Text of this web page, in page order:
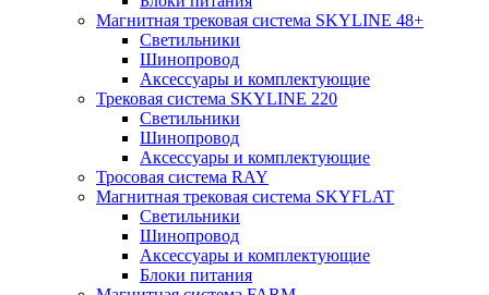
Магнитная трековая система SKYLINE 48+
Светильники
Шинопровод
Аксессуары и комплектующие
Трековая система SKYLINE 220
Светильники
Шинопровод
Аксессуары и комплектующие
Тросовая система RAY
Магнитная трековая система SKYFLAT
Светильники
Шинопровод
Аксессуары и комплектующие
Блоки питания